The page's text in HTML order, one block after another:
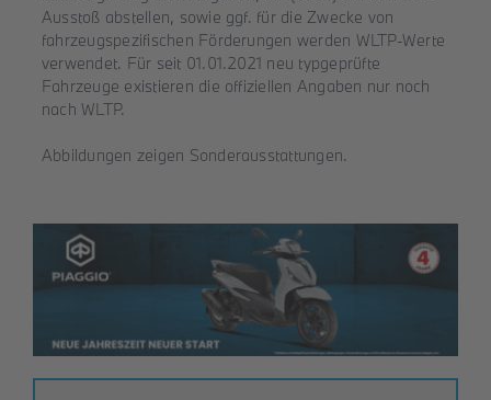
Ausstoß abstellen, sowie ggf. für die Zwecke von
fahrzeugspezifischen Förderungen werden WLTP-Werte
verwendet. Für seit 01.01.2021 neu typgeprüfte
Fahrzeuge existieren die offiziellen Angaben nur noch
nach WLTP.
Abbildungen zeigen Sonderausstattungen.